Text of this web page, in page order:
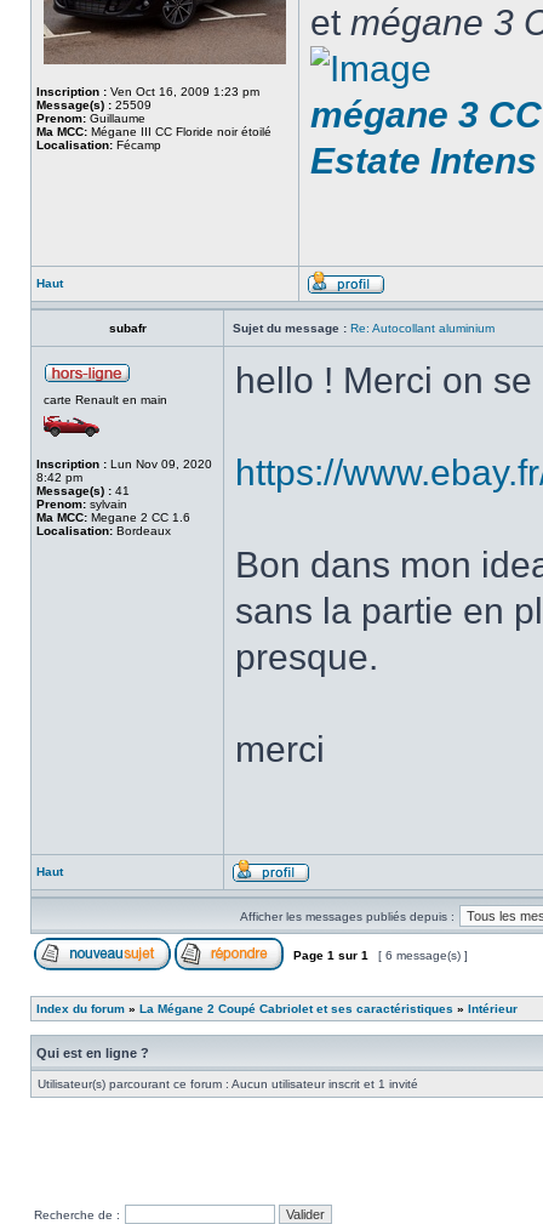
Inscription : Ven Oct 16, 2009 1:23 pm
Message(s) : 25509
Prenom: Guillaume
Ma MCC: Mégane III CC Floride noir étoilé
Localisation: Fécamp
et mégane 3
mégane 3
Estate
Haut
subafr Sujet du message : Re: Autocollant aluminium
carte Renault en main
Inscription : Lun Nov 09, 2020
8:42 pm
Message(s) : 41
Prenom: sylvain
Ma MCC: Megane 2 CC 1.6
Localisation: Bordeaux
hello ! Merci on
https://
Bon dans mon
sans la partie en
presque.
merci
Haut
Afficher les messages publiés depuis :
Page 1 sur 1 [ 6 message(s) ]
Index du forum » La Mégane 2 Coupé Cabriolet et ses caractéristiques » Intérieur
Qui est en ligne ?
Utilisateur(s) parcourant ce forum : Aucun utilisateur inscrit et 1 invité
Recherche de :